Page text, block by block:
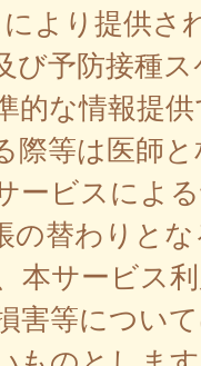
より提供さ
び予防接種
的な情報提
際等は医師
ービスによ
の替わりと
本サービス
害等につい